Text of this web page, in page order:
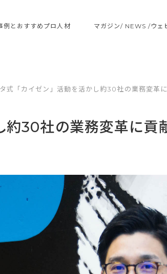
例とおすすめプロ人材 マガジン/ NEWS /ウェ
タ式「カイゼン」活動を活かし約30社の業務変革
約30社の業務変革に貢